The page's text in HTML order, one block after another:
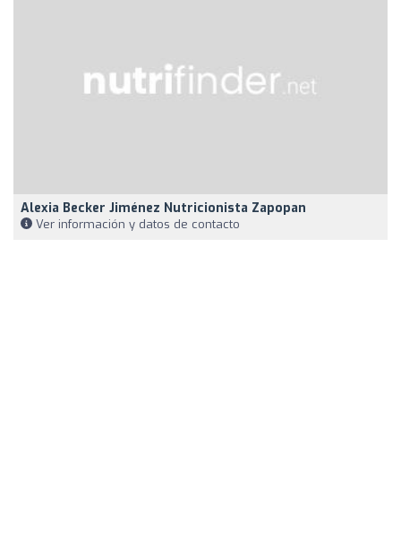
Alexia Becker Jiménez Nutricionista Zapopan
Ver información y datos de contacto